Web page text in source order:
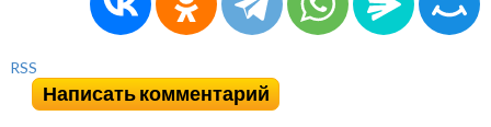
RSS
Написать комментарий